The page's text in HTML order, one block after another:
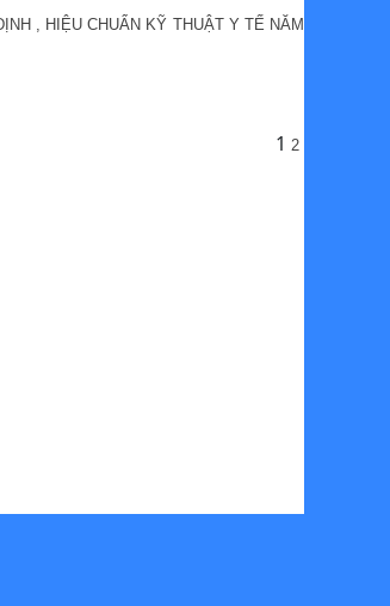
, HIỆU CHUẨN KỸ THUẬT Y TẾ NĂM
1 2